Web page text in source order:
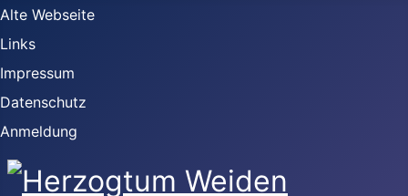
Alte Webseite
Links
Impressum
Datenschutz
Anmeldung